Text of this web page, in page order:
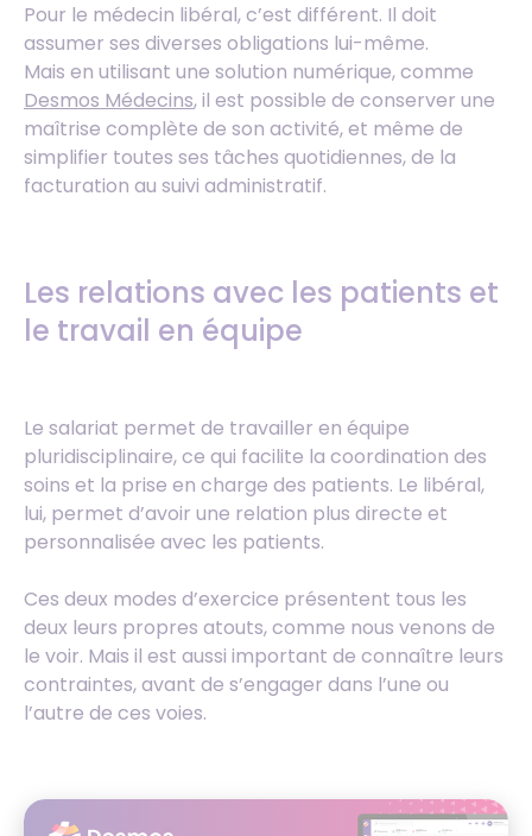
Pour le médecin libéral, c’est différent. Il doit
assumer ses diverses obligations lui-même.
Mais en utilisant une solution numérique, comme
Desmos Médecins, il est possible de conserver une
maîtrise complète de son activité, et même de
simplifier toutes ses tâches quotidiennes, de la
facturation au suivi administratif.
Les relations avec les patients et
le travail en équipe
Le salariat permet de travailler en équipe
pluridisciplinaire, ce qui facilite la coordination des
soins et la prise en charge des patients. Le libéral,
lui, permet d’avoir une relation plus directe et
personnalisée avec les patients.
Ces deux modes d’exercice présentent tous les
deux leurs propres atouts, comme nous venons de
le voir. Mais il est aussi important de connaître leurs
contraintes, avant de s’engager dans l’une ou
l’autre de ces voies.